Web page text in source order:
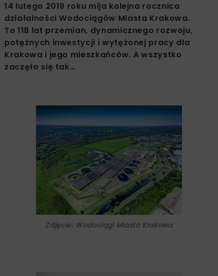
14 lutego 2019 roku mija kolejna rocznica
działalności Wodociągów Miasta Krakowa.
To 118 lat przemian, dynamicznego rozwoju,
potężnych inwestycji i wytężonej pracy dla
Krakowa i jego mieszkańców. A wszystko
zaczęło się tak…
Zdjęcie: Wodociągi Miasta Krakowa